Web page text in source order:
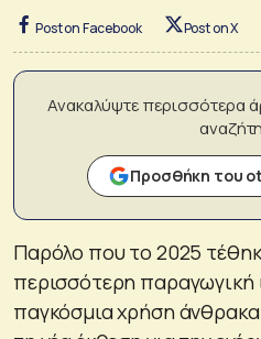
Post on Facebook Post on X
Ανακαλύψτε περισσότερα
Προσθήκη του
Παρόλο που το 2025
περισσότερη παραγωγική
παγκόσμια χρήση